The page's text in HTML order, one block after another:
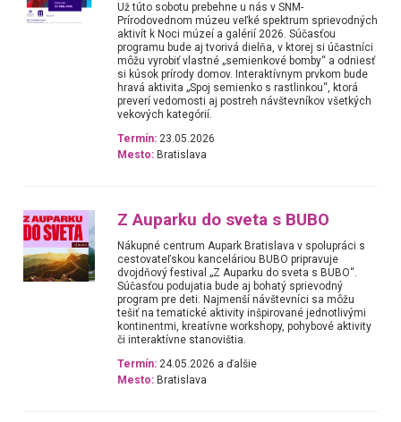
Už túto sobotu prebehne u nás v SNM-
Prírodovednom múzeu veľké spektrum sprievodných
aktivít k Noci múzeí a galérií 2026. Súčasťou
programu bude aj tvorivá dielňa, v ktorej si účastníci
môžu vyrobiť vlastné „semienkové bomby“ a odniesť
si kúsok prírody domov. Interaktívnym prvkom bude
hravá aktivita „Spoj semienko s rastlinkou“, ktorá
preverí vedomosti aj postreh návštevníkov všetkých
vekových kategórií.
Termín: 23.05.2026
Mesto: Bratislava
Z Auparku do sveta s BUBO
Nákupné centrum Aupark Bratislava v spolupráci s
cestovateľskou kanceláriou BUBO pripravuje
dvojdňový festival „Z Auparku do sveta s BUBO“.
Súčasťou podujatia bude aj bohatý sprievodný
program pre deti. Najmenší návštevníci sa môžu
tešiť na tematické aktivity inšpirované jednotlivými
kontinentmi, kreatívne workshopy, pohybové aktivity
či interaktívne stanovištia.
Termín: 24.05.2026 a ďalšie
Mesto: Bratislava